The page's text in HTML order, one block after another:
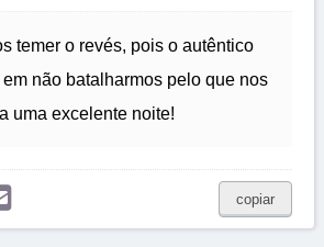
temer o revés, pois o autêntico
não batalharmos pelo que nos
uma excelente noite!
copiar